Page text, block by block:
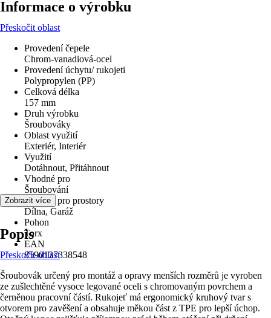
Informace o výrobku
Přeskočit oblast
Provedení čepele
Chrom-vanadiová-ocel
Provedení úchytu/ rukojeti
Polypropylen (PP)
Celková délka
157 mm
Druh výrobku
Šroubováky
Oblast využití
Exteriér, Interiér
Využití
Dotáhnout, Přitáhnout
Vhodné pro
Šroubování
Vhodné pro prostory
Dílna, Garáž
Pohon
Torx
EAN
8590137338548
Zobrazit více
Popis
Přeskočit oblast
Šroubovák určený pro montáž a opravy menších rozměrů je vyroben
ze zušlechtěné vysoce legované oceli s chromovaným povrchem a
černěnou pracovní částí. Rukojeť má ergonomický kruhový tvar s
otvorem pro zavěšení a obsahuje měkou část z TPE pro lepší úchop.